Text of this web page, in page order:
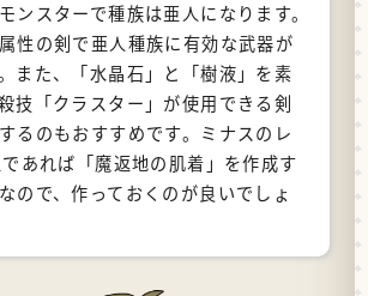
ンスターで種族は亜人になります。
性の剣で亜人種族に有効な武器が
また、「水晶石」と「樹液」を素
技「クラスター」が使用できる剣
るのもおすすめです。ミナスのレ
あれば「魔返地の肌着」を作成す
ので、作っておくのが良いでしょ